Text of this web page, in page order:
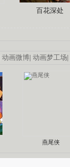
百花深处
动画微博| 动画梦工场|
燕尾侠